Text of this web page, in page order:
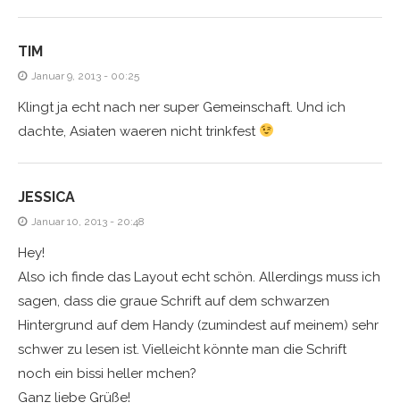
TIM
Januar 9, 2013 - 00:25
Klingt ja echt nach ner super Gemeinschaft. Und ich
dachte, Asiaten waeren nicht trinkfest
JESSICA
Januar 10, 2013 - 20:48
Hey!
Also ich finde das Layout echt schön. Allerdings muss ich
sagen, dass die graue Schrift auf dem schwarzen
Hintergrund auf dem Handy (zumindest auf meinem) sehr
schwer zu lesen ist. Vielleicht könnte man die Schrift
noch ein bissi heller mchen?
Ganz liebe Grüße!